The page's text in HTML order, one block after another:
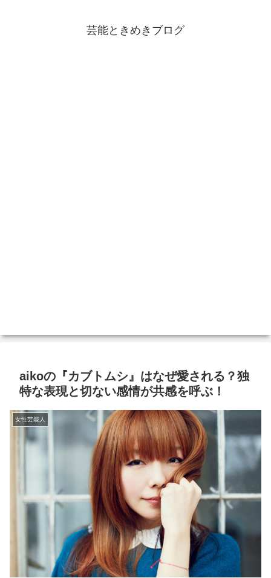
芸能ときめきブログ
aikoの『カブトムシ』はなぜ愛される？独
特な表現と切ない感情が共感を呼ぶ！
女性芸能人